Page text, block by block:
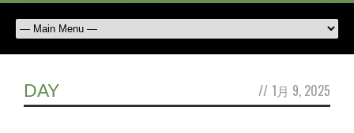
DAY // 1月 9, 2025